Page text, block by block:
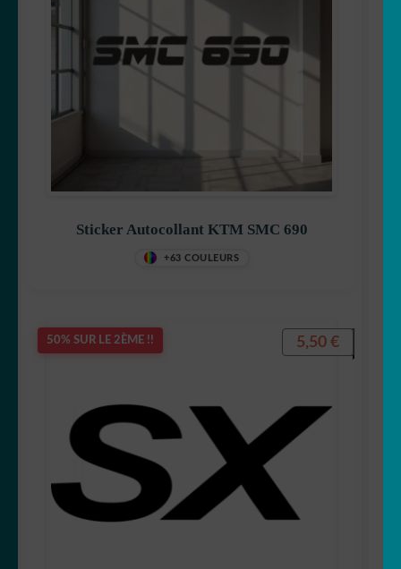
Sticker Autocollant KTM SMC 690
+63 COULEURS
50% SUR LE 2ÈME !! 5,50 €